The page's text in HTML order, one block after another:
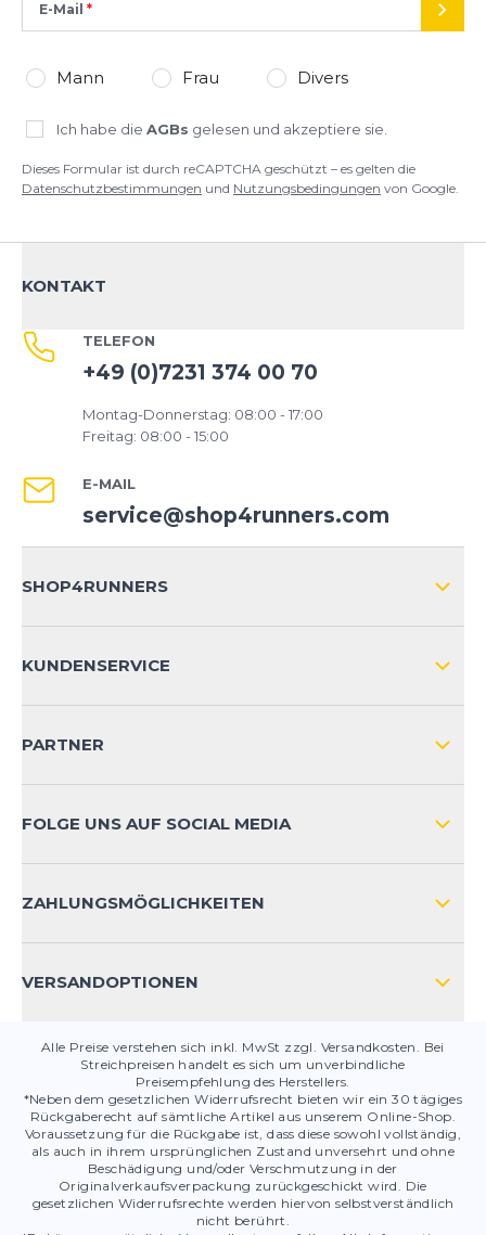
E-Mail
Mann Frau Divers
Ich habe die AGBs gelesen und akzeptiere sie.
Dieses Formular ist durch reCAPTCHA geschützt – es gelten die
Datenschutzbestimmungen und Nutzungsbedingungen von Google.
KONTAKT
TELEFON
+49 (0)7231 374 00 70
Montag-Donnerstag: 08:00 - 17:00
Freitag: 08:00 - 15:00
E-MAIL
service@shop4runners.com
SHOP4RUNNERS
KUNDENSERVICE
KONTAKT
PRODUKTSICHERHEIT
PARTNER
FOLGE UNS AUF SOCIAL MEDIA
ZAHLUNGSMÖGLICHKEITEN
VERSANDOPTIONEN
Alle Preise verstehen sich inkl. MwSt zzgl. Versandkosten. Bei
Streichpreisen handelt es sich um unverbindliche
Preisempfehlung des Herstellers.
*Neben dem gesetzlichen Widerrufsrecht bieten wir ein 30 tägiges
Rückgaberecht auf sämtliche Artikel aus unserem Online-Shop.
Voraussetzung für die Rückgabe ist, dass diese sowohl vollständig,
als auch in ihrem ursprünglichen Zustand unversehrt und ohne
Beschädigung und/oder Verschmutzung in der
Originalverkaufsverpackung zurückgeschickt wird. Die
gesetzlichen Widerrufsrechte werden hiervon selbstverständlich
nicht berührt.